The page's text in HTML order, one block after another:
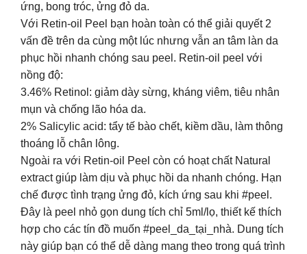
ứng, bong tróc, ửng đỏ da.
Với Retin-oil Peel bạn hoàn toàn có thể giải quyết 2
vấn đề trên da cùng một lúc nhưng vẫn an tâm làn da
phục hồi nhanh chóng sau peel. Retin-oil peel với
nồng độ:
3.46% Retinol: giảm dày sừng, kháng viêm, tiêu nhân
mụn và chống lão hóa da.
2% Salicylic acid: tẩy tế bào chết, kiềm dầu, làm thông
thoáng lỗ chân lông.
Ngoài ra với Retin-oil Peel còn có hoạt chất Natural
extract giúp làm dịu và phục hồi da nhanh chóng. Hạn
chế được tình trạng ửng đỏ, kích ứng sau khi #peel.
Đây là peel nhỏ gọn dung tích chỉ 5ml/lọ, thiết kế thích
hợp cho các tín đồ muốn #peel_da_tại_nhà. Dung tích
này giúp bạn có thể dễ dàng mang theo trong quá trình